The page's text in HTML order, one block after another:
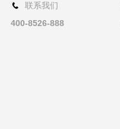
联系我们
400-8526-888